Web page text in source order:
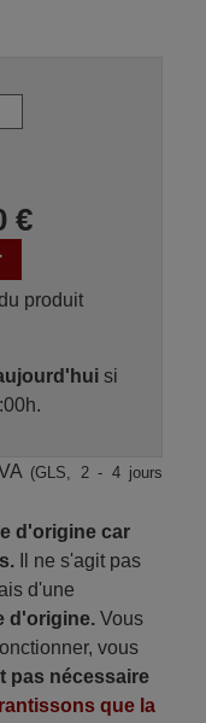
€
produit
si
(GLS, 2 - 4 jours
d'origine car
Il ne s'agit pas
d'une
d'origine.Vous
vous
pas nécessaire
que la